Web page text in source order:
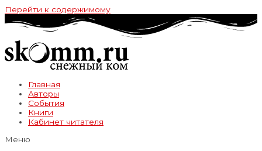
Перейти к содержимому
Главная
Авторы
События
Книги
Кабинет читателя
Меню